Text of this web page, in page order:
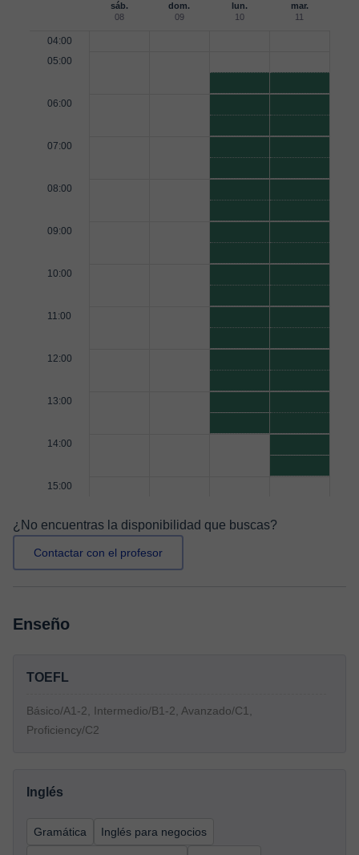
sáb.
08
dom.
09
lun.
10
mar.
11
04:00
05:00
06:00
07:00
08:00
09:00
10:00
11:00
12:00
13:00
14:00
15:00
¿No encuentras la disponibilidad que buscas?
Contactar con el profesor
Enseño
TOEFL
Básico/A1-2, Intermedio/B1-2, Avanzado/C1,
Proficiency/C2
Inglés
Gramática Inglés para negocios